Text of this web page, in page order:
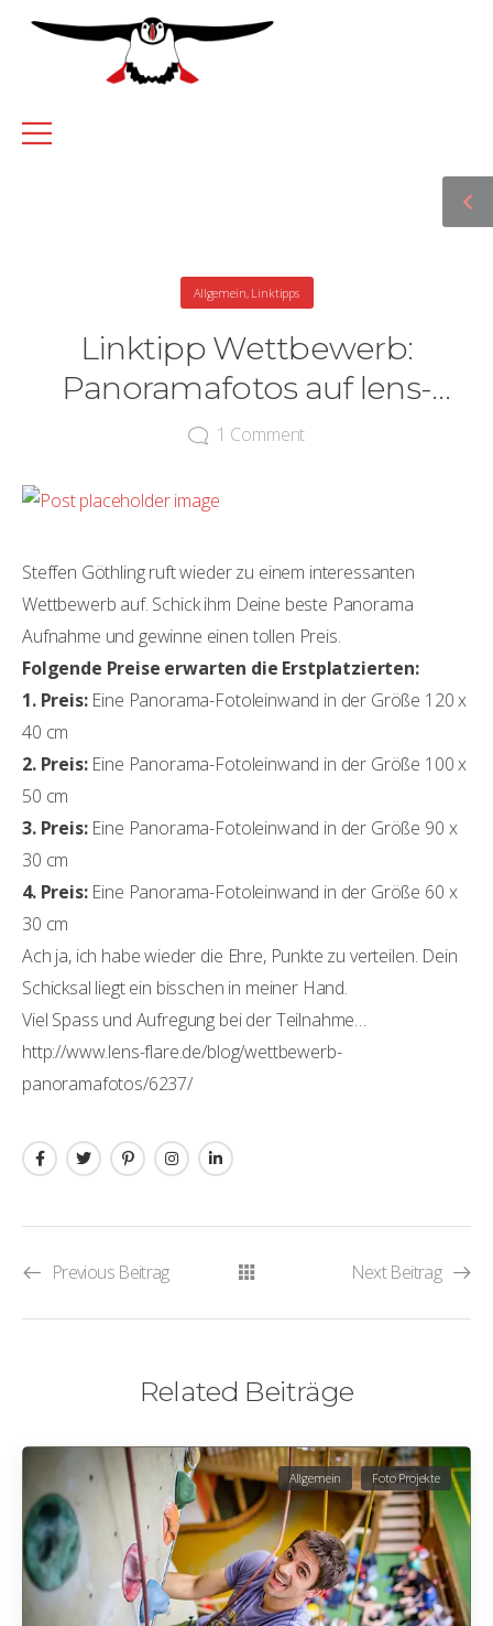
Allgemein, Linktipps
Linktipp Wettbewerb:
Panoramafotos auf lens-
flare.de
1 Comment
Steffen Göthling ruft wieder zu einem interessanten
Wettbewerb auf. Schick ihm Deine beste Panorama
Aufnahme und gewinne einen tollen Preis.
Folgende Preise erwarten die Erstplatzierten:
1. Preis: Eine Panorama-Fotoleinwand in der Größe 120 x
40 cm
2. Preis: Eine Panorama-Fotoleinwand in der Größe 100 x
50 cm
3. Preis: Eine Panorama-Fotoleinwand in der Größe 90 x
30 cm
4. Preis: Eine Panorama-Fotoleinwand in der Größe 60 x
30 cm
Ach ja, ich habe wieder die Ehre, Punkte zu verteilen. Dein
Schicksal liegt ein bisschen in meiner Hand.
Viel Spass und Aufregung bei der Teilnahme…
http://www.lens-flare.de/blog/wettbewerb-
panoramafotos/6237/
Previous Beitrag Next Beitrag
Related Beiträge
Allgemein Foto Projekte